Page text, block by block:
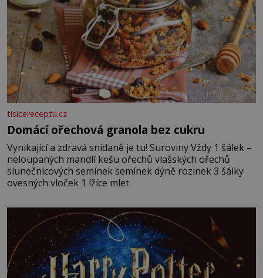
tisicereceptu.cz
Domácí ořechová granola bez cukru
Vynikající a zdravá snídaně je tu! Suroviny Vždy 1 šálek –
neloupaných mandlí kešu ořechů vlašských ořechů
slunečnicových semínek semínek dýně rozinek 3 šálky
ovesných vloček 1 lžíce mlet